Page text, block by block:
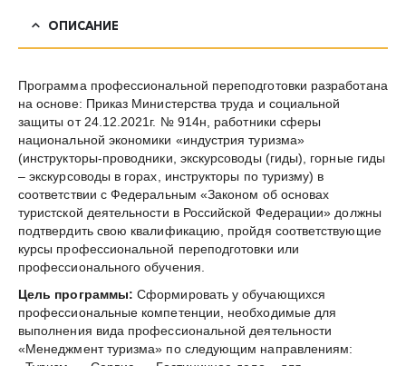
ОПИСАНИЕ
Программа профессиональной переподготовки разработана
на основе: Приказ Министерства труда и социальной
защиты от 24.12.2021г. № 914н, работники сферы
национальной экономики «индустрия туризма»
(инструкторы-проводники, экскурсоводы (гиды), горные гиды
– экскурсоводы в горах, инструкторы по туризму) в
соответствии с Федеральным «Законом об основах
туристской деятельности в Российской Федерации» должны
подтвердить свою квалификацию, пройдя соответствующие
курсы профессиональной переподготовки или
профессионального обучения.
Цель программы: Сформировать у обучающихся
профессиональные компетенции, необходимые для
выполнения вида профессиональной деятельности
«Менеджмент туризма» по следующим направлениям: